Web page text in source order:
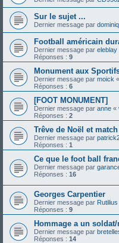
Sur le sujet ...
Dernier message par
Football américain
Dernier message par eleblay
Réponses : 9
Monument aux
Dernier message par moick «
Réponses : 6
[FOOT MONUMENT]
Dernier message par anne «
Réponses : 2
Trêve de Noël et
Dernier message par
Réponses : 1
Ce que le foot ball
Dernier message par
Réponses : 16
Georges Carpentier
Dernier message par Rutilius
Réponses : 9
Hommage a un
Dernier message par
Réponses : 14